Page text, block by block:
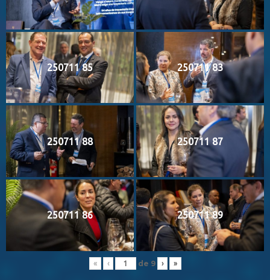
250711 85 250711 83
250711 88 250711 87
250711 86 250711 89
« ‹ de 9 › »